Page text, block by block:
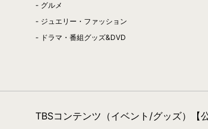
グルメ
ジュエリー・ファッション
ドラマ・番組グッズ&DVD
TBSコンテンツ（イベント/グッズ）【公